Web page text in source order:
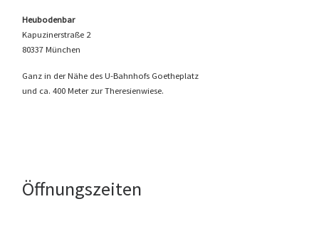
Heubodenbar
Kapuzinerstraße 2
80337 München
Ganz in der Nähe des U-Bahnhofs Goetheplatz
und ca. 400 Meter zur Theresienwiese.
Öffnungszeiten